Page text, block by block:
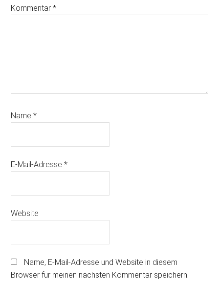
Kommentar*
Name*
E-Mail-Adresse*
Website
Name, E-Mail-Adresse und Website in diesem
Browser für meinen nächsten Kommentar speichern.